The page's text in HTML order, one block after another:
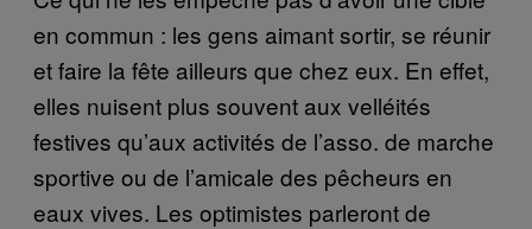
en commun : les gens aimant sortir, se réunir
et faire la fête ailleurs que chez eux. En effet,
elles nuisent plus souvent aux velléités
festives qu’aux activités de l’asso. de marche
sportive ou de l’amicale des pêcheurs en
eaux vives. Les optimistes parleront de